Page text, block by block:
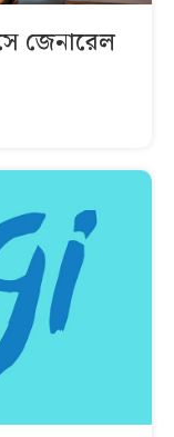
জেনারেল